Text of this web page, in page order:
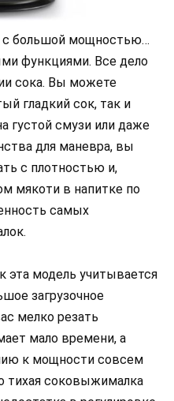
большой мощностью…
функциями. Все дело
сока. Вы можете
гладкий сок, так и
густой смузи или даже
для маневра, вы
с плотностью и,
мякоти в напитке по
самых
эта модель учитывается
загрузочное
мелко резать
мало времени, а
к мощности совсем
тихая соковыжималка